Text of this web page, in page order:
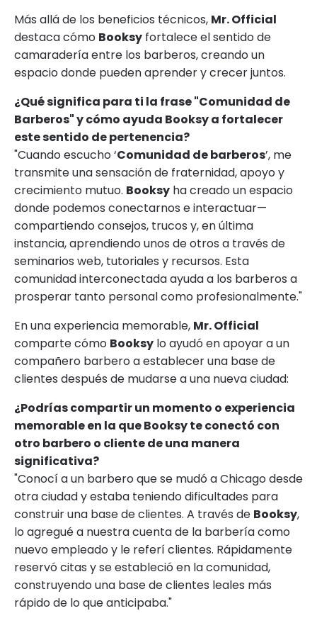
Más allá de los beneficios técnicos, Mr. Official
destaca cómo Booksy fortalece el sentido de
camaradería entre los barberos, creando un
espacio donde pueden aprender y crecer juntos.
¿Qué significa para ti la frase "Comunidad de
Barberos" y cómo ayuda Booksy a fortalecer
este sentido de pertenencia?
"Cuando escucho ‘Comunidad de barberos’, me
transmite una sensación de fraternidad, apoyo y
crecimiento mutuo. Booksy ha creado un espacio
donde podemos conectarnos e interactuar—
compartiendo consejos, trucos y, en última
instancia, aprendiendo unos de otros a través de
seminarios web, tutoriales y recursos. Esta
comunidad interconectada ayuda a los barberos a
prosperar tanto personal como profesionalmente."
En una experiencia memorable, Mr. Official
comparte cómo Booksy lo ayudó en apoyar a un
compañero barbero a establecer una base de
clientes después de mudarse a una nueva ciudad:
¿Podrías compartir un momento o experiencia
memorable en la que Booksy te conectó con
otro barbero o cliente de una manera
significativa?
"Conocí a un barbero que se mudó a Chicago desde
otra ciudad y estaba teniendo dificultades para
construir una base de clientes. A través de Booksy,
lo agregué a nuestra cuenta de la barbería como
nuevo empleado y le referí clientes. Rápidamente
reservó citas y se estableció en la comunidad,
construyendo una base de clientes leales más
rápido de lo que anticipaba."